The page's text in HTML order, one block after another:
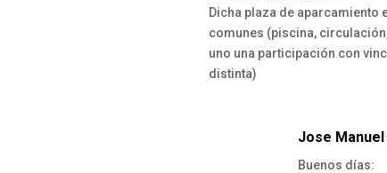
Dicha plaza de aparcamiento
comunes (piscina,
uno una participación con
distinta)
Jose Manuel
Buenos días: